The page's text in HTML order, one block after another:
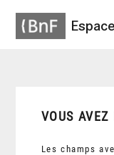
VOUS
Les champs